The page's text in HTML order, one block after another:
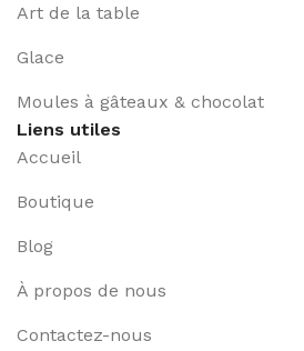
Art de la table
Glace
Moules à gâteaux & chocolat
Liens utiles
Accueil
Boutique
Blog
À propos de nous
Contactez-nous